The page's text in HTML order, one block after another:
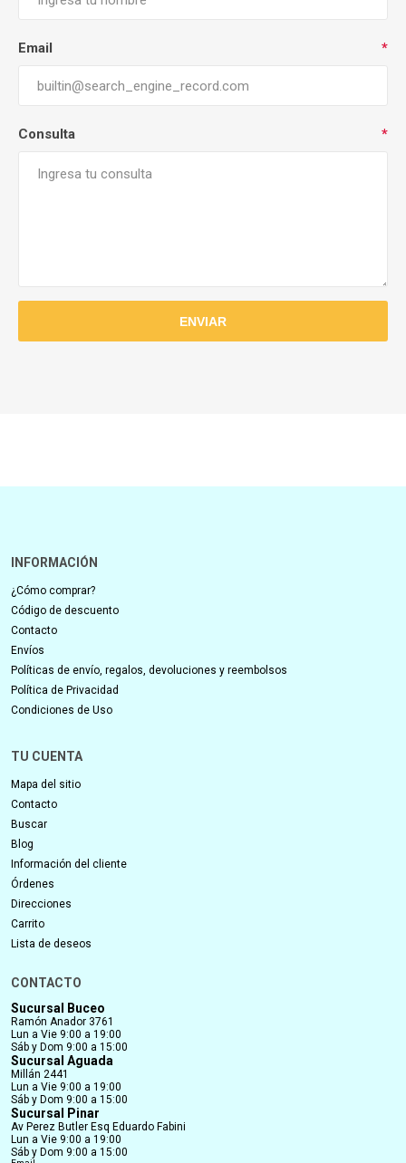
Email *
Consulta *
INFORMACIÓN
¿Cómo comprar?
Código de descuento
Contacto
Envíos
Políticas de envío, regalos, devoluciones y reembolsos
Política de Privacidad
Condiciones de Uso
TU CUENTA
Mapa del sitio
Contacto
Buscar
Blog
Información del cliente
Órdenes
Direcciones
Carrito
Lista de deseos
CONTACTO
Sucursal Buceo
Ramón Anador 3761
Lun a Vie 9:00 a 19:00
Sáb y Dom 9:00 a 15:00
Sucursal Aguada
Millán 2441
Lun a Vie 9:00 a 19:00
Sáb y Dom 9:00 a 15:00
Sucursal Pinar
Av Perez Butler Esq Eduardo Fabini
Lun a Vie 9:00 a 19:00
Sáb y Dom 9:00 a 15:00